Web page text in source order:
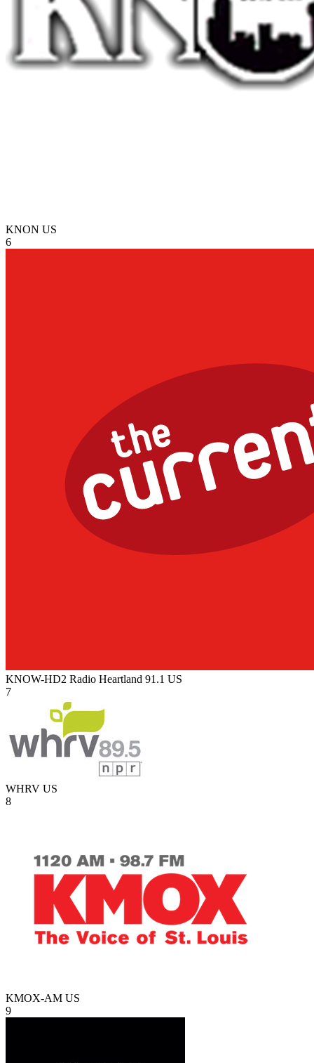
KNON US
6
KNOW-HD2 Radio Heartland 91.1 US
7
WHRV US
8
KMOX-AM US
9